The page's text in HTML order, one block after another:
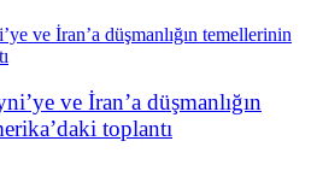
ve İran’a düşmanlığın
toplantı